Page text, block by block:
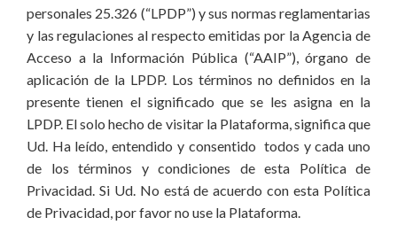
personales 25.326 (“LPDP”) y sus normas reglamentarias
y las regulaciones al respecto emitidas por la Agencia de
Acceso a la Información Pública (“AAIP”), órgano de
aplicación de la LPDP. Los términos no definidos en la
presente tienen el significado que se les asigna en la
LPDP. El solo hecho de visitar la Plataforma, significa que
Ud. Ha leído, entendido y consentido todos y cada uno
de los términos y condiciones de esta Política de
Privacidad. Si Ud. No está de acuerdo con esta Política
de Privacidad, por favor no use la Plataforma.